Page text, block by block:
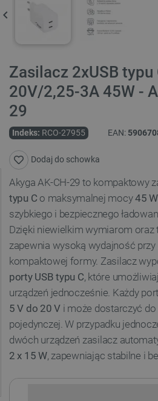
Zasilacz 2xUSB typu
20V/2,25-3A 45W -
29
Indeks: RCO-27955 EAN:
Dodaj do schowka
Akyga AK-CH-29 to kompaktowy
typu C o maksymalnej mocy45 W
szybkiego i bezpiecznego
Dzięki niewielkim wymiarom oraz
zapewnia wysoką wydajność
kompaktowej formy. Zasilacz
porty USB typu C, które
urządzeń jednocześnie. Każdy
5 V do 20 V i może dostarczyć
pojedynczej. W przypadku
dwóch urządzeń zasilacz
2 x 15 W, zapewniając stabilne i